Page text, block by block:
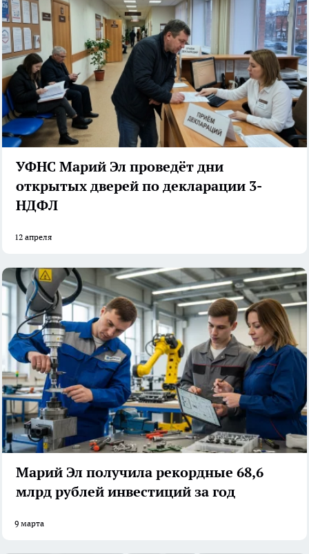
УФНС Марий Эл проведёт дни
открытых дверей по декларации 3-
НДФЛ
12 апреля
Марий Эл получила рекордные 68,6
млрд рублей инвестиций за год
9 марта